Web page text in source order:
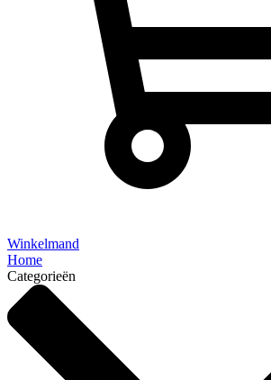
Winkelmand
Home
Categorieën